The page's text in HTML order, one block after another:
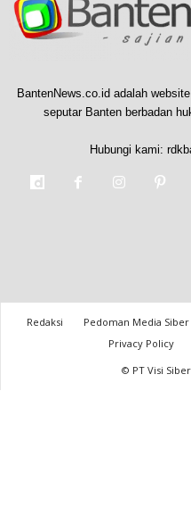
BantenNews.co.id adalah
seputar Banten berbadan
Hubungi kami:
Redaksi Pedoman Media Siber
Privacy Policy
© PT Visi